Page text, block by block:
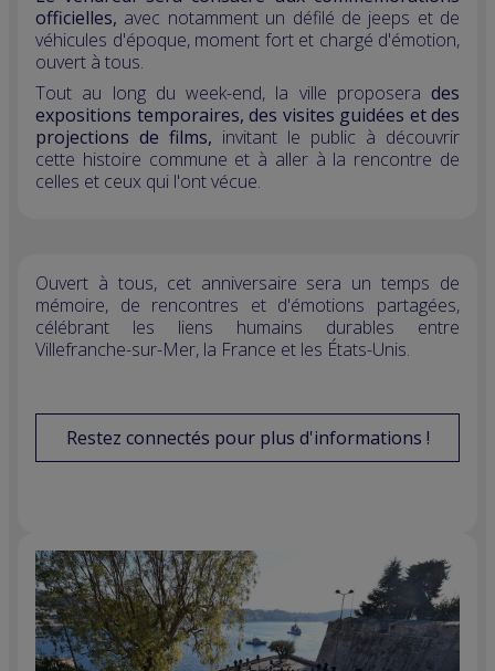
officielles, avec notamment un défilé de jeeps et de
véhicules d'époque, moment fort et chargé d'émotion,
ouvert à tous.
Tout au long du week-end, la ville proposera des
expositions temporaires, des visites guidées et des
projections de films, invitant le public à découvrir
cette histoire commune et à aller à la rencontre de
celles et ceux qui l'ont vécue.
Ouvert à tous, cet anniversaire sera un temps de
mémoire, de rencontres et d'émotions partagées,
célébrant les liens humains durables entre
Villefranche-sur-Mer, la France et les États-Unis.
Restez connectés pour plus d'informations !